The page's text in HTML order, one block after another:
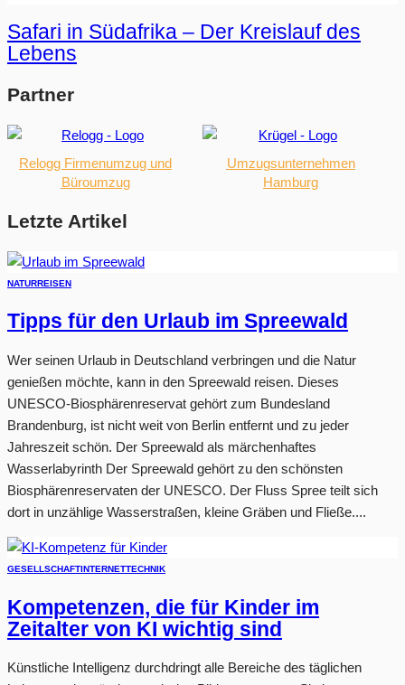
Safari in Südafrika – Der Kreislauf des
Lebens
Partner
Relogg Firmenumzug und
Büroumzug
Umzugsunternehmen
Hamburg
Letzte Artikel
NATURREISEN
Tipps für den Urlaub im Spreewald
Wer seinen Urlaub in Deutschland verbringen und die Natur
genießen möchte, kann in den Spreewald reisen. Dieses
UNESCO-Biosphärenreservat gehört zum Bundesland
Brandenburg, ist nicht weit von Berlin entfernt und zu jeder
Jahreszeit schön. Der Spreewald als märchenhaftes
Wasserlabyrinth Der Spreewald gehört zu den schönsten
Biosphärenreservaten der UNESCO. Der Fluss Spree teilt sich
dort in unzählige Wasserstraßen, kleine Gräben und Fließe....
GESELLSCHAFTINTERNETTECHNIK
Kompetenzen, die für Kinder im
Zeitalter von KI wichtig sind
Künstliche Intelligenz durchdringt alle Bereiche des täglichen